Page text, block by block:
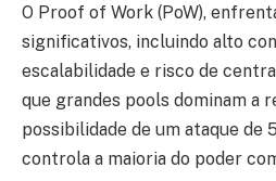
O Proof of Work (PoW),
significativos, incluindo alto
escalabilidade e risco de
que grandes pools dominam a
possibilidade de um ataque de
controla a maioria do poder